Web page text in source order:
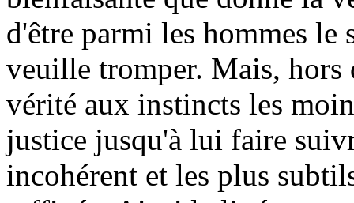
d'être parmi les hommes le
veuille tromper. Mais, hors
vérité aux instincts les
justice jusqu'à lui faire
incohérent et les plus